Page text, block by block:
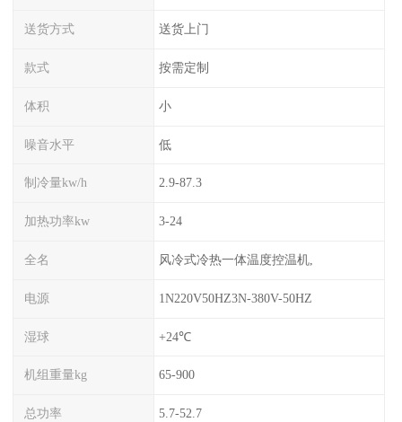
送货方式 送货上门
款式 按需定制
体积 小
噪音水平 低
制冷量kw/h 2.9-87.3
加热功率kw 3-24
全名 风冷式冷热一体温度控温机,
电源 1N220V50HZ3N-380V-50HZ
湿球 +24℃
机组重量kg 65-900
总功率 5.7-52.7